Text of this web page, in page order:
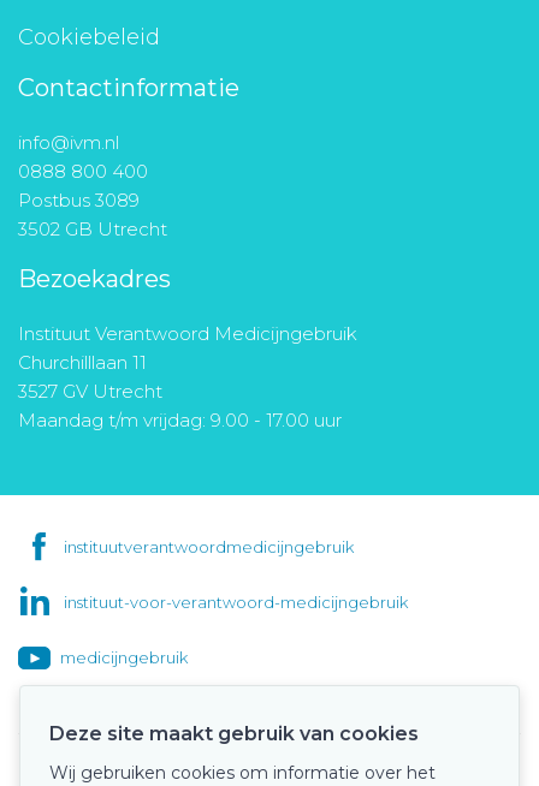
Cookiebeleid
Contactinformatie
info@ivm.nl
0888 800 400
Postbus 3089
3502 GB Utrecht
Bezoekadres
Instituut Verantwoord Medicijngebruik
Churchilllaan 11
3527 GV Utrecht
Maandag t/m vrijdag: 9.00 - 17.00 uur
instituutverantwoordmedicijngebruik
instituut-voor-verantwoord-medicijngebruik
medicijngebruik
Onze keurmerken
Deze site maakt gebruik van cookies
Wij gebruiken cookies om informatie over het